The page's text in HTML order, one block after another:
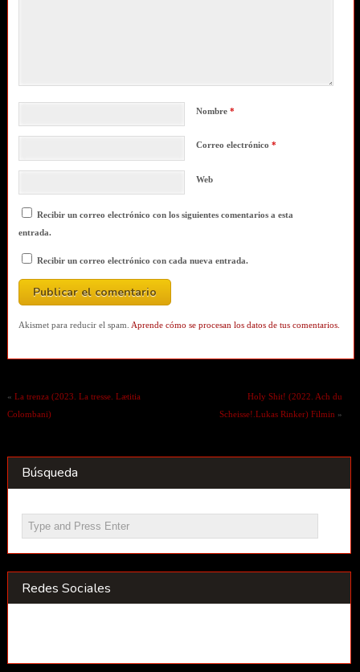
Nombre *
Correo electrónico *
Web
Recibir un correo electrónico con los siguientes comentarios a esta
entrada.
Recibir un correo electrónico con cada nueva entrada.
Akismet para reducir el spam. Aprende cómo se procesan los datos de tus comentarios.
« La trenza (2023. La tresse. Lætitia
Colombani)
Holy Shit! (2022. Ach du
Scheisse!.Lukas Rinker) Filmin »
Búsqueda
Redes Sociales